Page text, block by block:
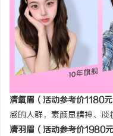
清氧眉（活动参考价1180元
感的人群，素颜显精神、淡
清羽眉（活动参考价1980元